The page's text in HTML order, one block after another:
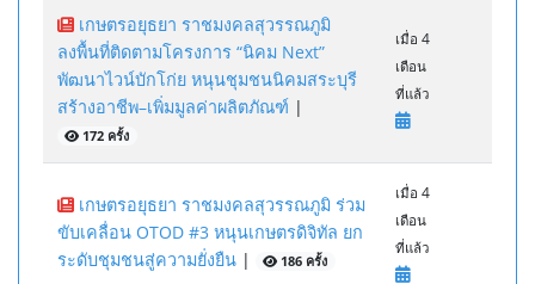
เกษตรอยุธยา ราชมงคลสุวรรณภูมิ
ลงพื้นที่ติดตามโครงการ “นิคม Next”
พัฒนาไวน์บักโก่ย หนุนชุมชนนิคมสระบุรี
สร้างอาชีพ–เพิ่มมูลค่าผลิตภัณฑ์ |
172 ครั้ง
เมื่อ 4
เดือน
ที่แล้ว
เกษตรอยุธยา ราชมงคลสุวรรณภูมิ ร่วม
ขับเคลื่อน OTOD #3 หนุนเกษตรดิจิทัล ยก
ระดับชุมชนสู่ความยั่งยืน | 186 ครั้ง
เมื่อ 4
เดือน
ที่แล้ว